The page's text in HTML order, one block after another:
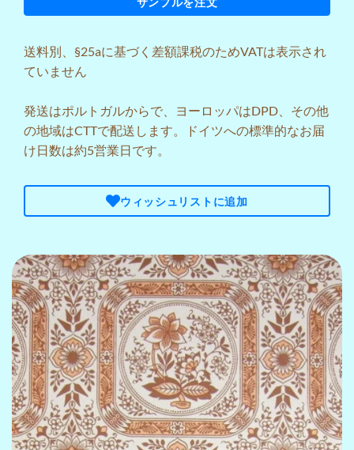
送料別、§25aに基づく差額課税のためVATは表示され
ていません
発送はポルトガルからで、ヨーロッパはDPD、その他
の地域はCTTで配送します。ドイツへの標準的なお届
け日数は約5営業日です。
ウィッシュリストに追加